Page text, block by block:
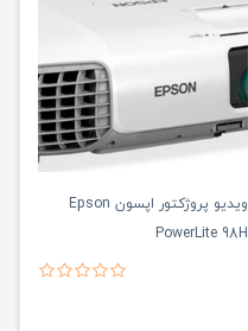
ویدیو پروژکتور اپسون Epson
PowerLite 98H